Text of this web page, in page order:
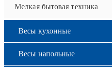
Мелкая бытовая техника
Весы кухонные
Весы напольные